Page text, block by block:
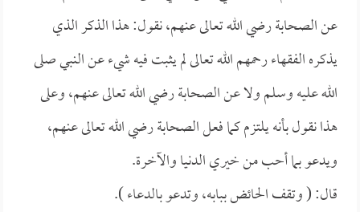
عن الصحابة رضي الله تعالى عنهم، نقول: هذا الذكر الذي
يذكره الفقهاء رحمهم الله تعالى لم يثبت فيه شيء عن النبي صلى
الله عليه وسلم ولا عن الصحابة رضي الله تعالى عنهم، وعلى
هذا نقول بأنه يلتزم كما فعل الصحابة رضي الله تعالى عنهم،
ويدعو بما أحب من خيري الدنيا والآخرة.
قال: ( وتقف الحائض ببابه، وتدعو بالدعاء ).